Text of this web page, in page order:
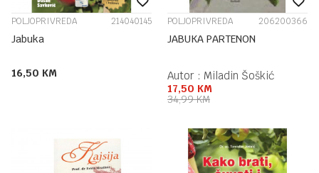
POLJOPRIVREDA 214040145
Jabuka
16,50 KM
POLJOPRIVREDA 206200366
JABUKA PARTENON
Autor : Miladin Šoškić
17,50 KM
34,99KM